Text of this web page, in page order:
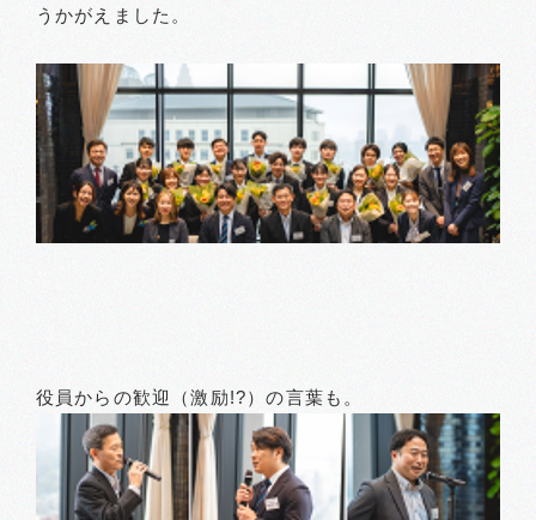
うかがえました。
役員からの歓迎（激励!?）の言葉も。